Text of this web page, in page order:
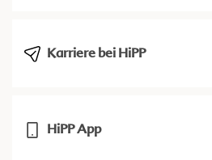
Karriere bei HiPP
HiPP App